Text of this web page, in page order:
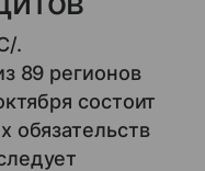
.
89 регионов
состоит
обязательств